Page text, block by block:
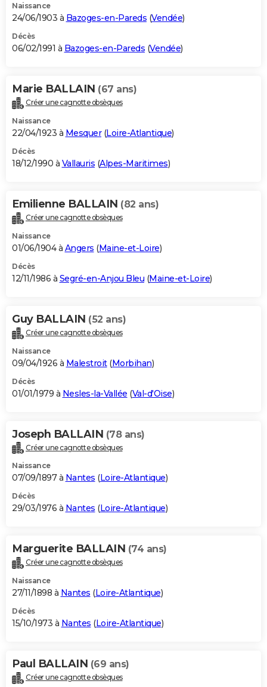
Naissance
24/06/1903 à Bazoges-en-Pareds (Vendée)
Décès
06/02/1991 à Bazoges-en-Pareds (Vendée)
Marie BALLAIN (67 ans)
Créer une cagnotte obsèques
Naissance
22/04/1923 à Mesquer(Loire-Atlantique)
Décès
18/12/1990 à Vallauris (Alpes-Maritimes)
Emilienne BALLAIN (82 ans)
Créer une cagnotte obsèques
Naissance
01/06/1904 à Angers (Maine-et-Loire)
Décès
12/11/1986 à Segré-en-Anjou Bleu (Maine-et-Loire)
Guy BALLAIN (52 ans)
Créer une cagnotte obsèques
Naissance
09/04/1926 à Malestroit(Morbihan)
Décès
01/01/1979 à Nesles-la-Vallée (Val-d'Oise)
Joseph BALLAIN (78 ans)
Créer une cagnotte obsèques
Naissance
07/09/1897 à Nantes (Loire-Atlantique)
Décès
29/03/1976 à Nantes (Loire-Atlantique)
Marguerite BALLAIN (74 ans)
Créer une cagnotte obsèques
Naissance
27/11/1898 à Nantes (Loire-Atlantique)
Décès
15/10/1973 à Nantes (Loire-Atlantique)
Paul BALLAIN (69 ans)
Créer une cagnotte obsèques